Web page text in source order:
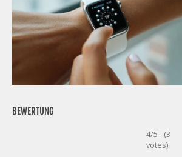
BEWERTUNG
4/5 - (3
votes)